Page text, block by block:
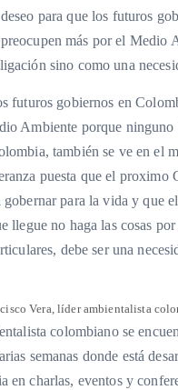
para que los futuros
más por el Medio
sino como una
futuros gobiernos en
Ambiente porque ninguno
también se ve en el
puesta que el proximo
gobernar para la vida y que
llegue no haga las cosas
debe ser una
Vera, líder ambientalista
colombiano se
semanas donde está
en charlas, eventos y